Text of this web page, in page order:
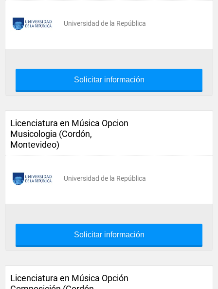
Universidad de la República
Solicitar información
Licenciatura en Música Opcion
Musicologia (Cordón,
Montevideo)
Universidad de la República
Solicitar información
Licenciatura en Música Opción